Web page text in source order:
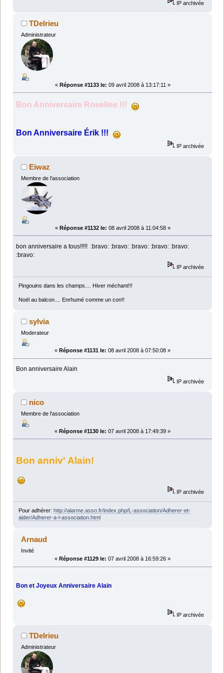
IP archivée
TDelrieu
Administrateur
« Réponse #1133 le: 09 avril 2008 à 13:17:11 »
Bon Anniversaire Roseline !!!
Bon Anniversaire Érik !!!
IP archivée
Eiwaz
Membre de l'association
« Réponse #1132 le: 08 avril 2008 à 11:04:58 »
bon anniversaire a tous!!!!! :bravo: :bravo: :bravo: :bravo: :bravo:
:bravo:
IP archivée
Pingouins dans les champs.... Hiver méchant!!!
Noël au balcon.... Enrhumé comme un con!!
sylvia
Moderateur
« Réponse #1131 le: 08 avril 2008 à 07:50:08 »
Bon anniversaire Alain
IP archivée
nico
Membre de l'association
« Réponse #1130 le: 07 avril 2008 à 17:49:39 »
Bon anniv' Alain!
IP archivée
Pour adhérer: http://alarme.asso.fr/index.php/L-association/Adherer-et-
aider/Adherer-a-l-association.html
Arnaud
Invité
« Réponse #1129 le: 07 avril 2008 à 16:59:26 »
Bon et Joyeux Anniversaire Alain
IP archivée
TDelrieu
Administrateur